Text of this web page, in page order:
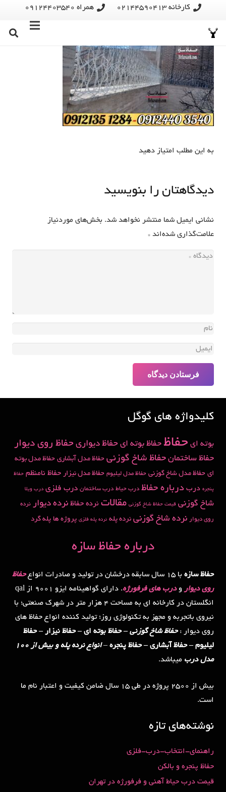
کارخانه 02144590413 همراه 09124403540
به این مطلب امتیاز دهید
دیدگاهتان را بنویسید
نشانی ایمیل شما منتشر نخواهد شد. بخش‌های موردنیاز
علامت‌گذاری شده‌اند *
فرستادن دیدگاه
کلیدواژه های گوگل
بوته ای حفاظ حفاظ بوته ای حفاظ دیواری حفاظ روی دیوار
حفاظ ساختمان حفاظ شاخ گوزنی حفاظ مدل آبشاری حفاظ مدل بوته
ای حفاظ مدل شاخ گوزنی حفاظ مدل لیلیوم حفاظ مدل نیزار حفاظ نامنظم حفاظ
پنجره درب درباره حفاظ درب حیاط درب ساختمان درب فلزی درب ویلا
شاخ گوزنی قیمت حفاظ شاخ گوزنی مقالات نرده حفاظ نرده دیوار نرده
روی دیوار نرده شاخ گوزنی نرده پله نرده پله فلزی پروژه ها پله گرد
درباره حفاظ سازه
حفاظ سازه با 15 سال سابقه درخشان در تولید و صادرات انواع
حفاظ
روی دیوار ودرب های فرفورژه
. دارای گواهینامه ایزو 9001 از qal
انگلستان در کارخانه ای به مساحت 4 هزار متر در شهرک صنعتی؛ با
نیروی باتجربه و مجهز به تکنولوژی روز؛ تولید کننده انواع حفاظ های
روی دیوار :حفاظ شاخ گوزنی– حفاظ بوته ای – حفاظ نیزار – حفاظ
لیلیوم – حفاظ آبشاری – حفاظ پنجره –
انواع نرده پله و بیش از 100
مدل درب میباشد.
بیش از 2500 پروژه در طی 15 سال ضامن کیفیت و اعتبار نام ما
است.
نوشته‌های تازه
راهنمای-انتخاب-درب-فلزی
حفاظ پنجره و بالکن
قیمت درب حیاط آهنی و فرفورژه در تهران